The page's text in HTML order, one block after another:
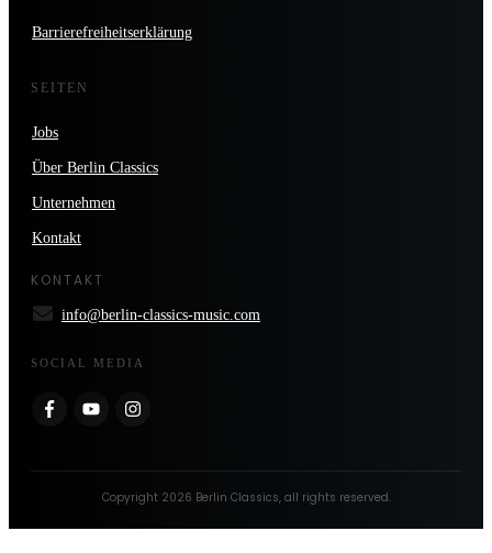
Barrierefreiheitserklärung
SEITEN
Jobs
Über Berlin Classics
Unternehmen
Kontakt
KONTAKT
info@berlin-classics-music.com
SOCIAL MEDIA
Copyright 2026 Berlin Classics, all rights reserved.